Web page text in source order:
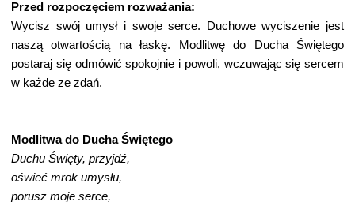
Przed rozpoczęciem rozważania:
Wycisz swój umysł i swoje serce. Duchowe wyciszenie jest
naszą otwartością na łaskę. Modlitwę do Ducha Świętego
postaraj się odmówić spokojnie i powoli, wczuwając się sercem
w każde ze zdań.
Modlitwa do Ducha Świętego
Duchu Święty, przyjdź,
oświeć mrok umysłu,
porusz moje serce,